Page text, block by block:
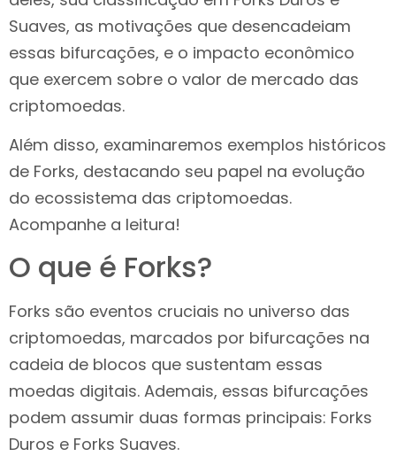
Suaves, as motivações que desencadeiam
essas bifurcações, e o impacto econômico
que exercem sobre o valor de mercado das
criptomoedas.
Além disso, examinaremos exemplos históricos
de Forks, destacando seu papel na evolução
do ecossistema das criptomoedas.
Acompanhe a leitura!
O que é Forks?
Forks são eventos cruciais no universo das
criptomoedas, marcados por bifurcações na
cadeia de blocos que sustentam essas
moedas digitais. Ademais, essas bifurcações
podem assumir duas formas principais: Forks
Duros e Forks Suaves.